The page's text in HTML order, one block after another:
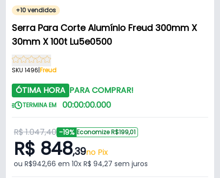
+10 vendidos
Serra Para Corte Alumínio Freud 300mm X
30mm X 100t Lu5e0500
SKU 1496|Freud
ÓTIMA HORA PARA COMPRAR!
TERMINA EM 00:00:00.000
R$ 1.047,40 -19% Economize R$199,01
R$ 848,39no Pix
ou R$942,66 em 10x R$ 94,27 sem juros